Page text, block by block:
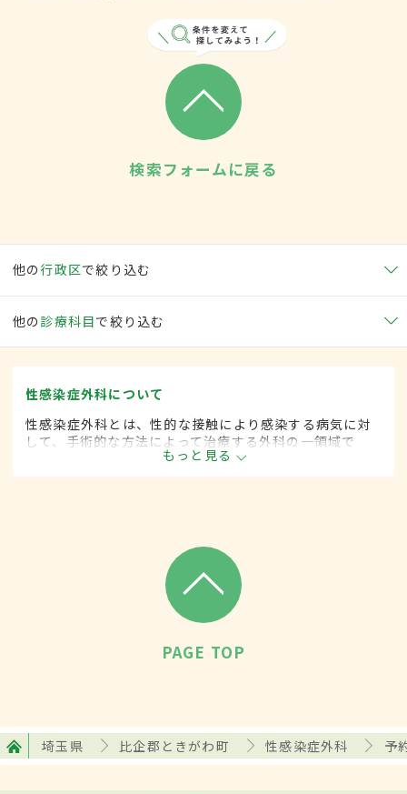
検索フォームに戻る
他の行政区で絞り込む
他の 診療科目で絞り込む
性感染症外科について
性感染症外科とは、性的な接触により感染する病気に対
して、手術的な方法によって治療する外科の一領域で
す。平成20年4月の制度改正前は、性感染症科と呼ばれ
ていました。
もっと見る
PAGE TOP
埼玉県 比企郡ときがわ町 性感染症外科 予